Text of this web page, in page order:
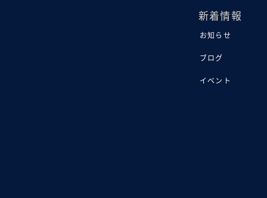
新着情報
お知らせ
ブログ
イベント